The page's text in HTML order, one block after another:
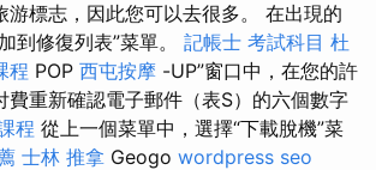
游標志，因此您可以去很多。 在出現的
到修復列表”菜單。 記帳士 考試科目 杜
程 POP 西屯按摩 -UP”窗口中，在您的許
費重新確認電子郵件（表S）的六個數字
程 從上一個菜單中，選擇“下載脫機”菜
士林 推拿 Geogo wordpress seo